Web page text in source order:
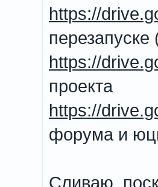
https://
перезапуске
https://
проекта
https://
форума и
Сливаю,